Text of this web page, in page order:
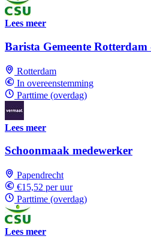
Lees meer
Barista Gemeente
Rotterdam
In overeenstemming
Parttime (overdag)
Lees meer
Schoonmaak medewerker
Papendrecht
€15,52 per uur
Parttime (overdag)
Lees meer